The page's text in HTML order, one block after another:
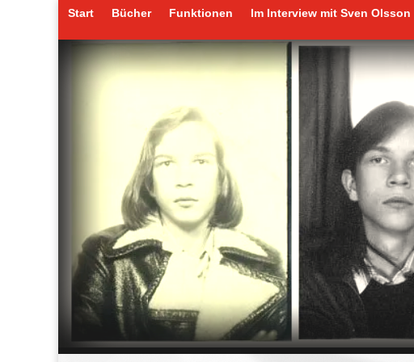
Start Bücher Funktionen Im Interview mit Sven Olsson
Start Bücher Funktionen Im Interview mit Sven Olsson